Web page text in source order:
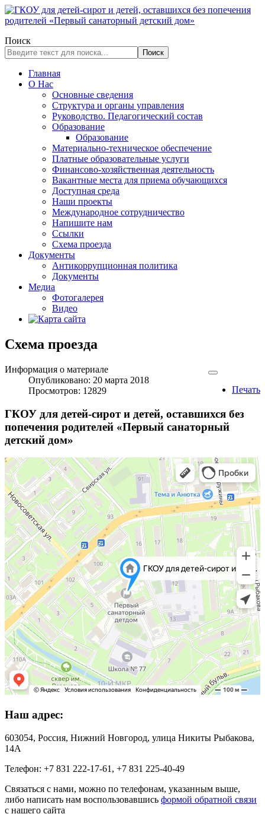
Поиск
Поиск
Главная
О Нас
Основные сведения
Структура и органы управления
Руководство. Педагогический состав
Образование
Образование
Материально-техническое обеспечение
Платные образовательные услуги
Финансово-хозяйственная деятельность
Вакантные места для приема обучающихся
Доступная среда
Наши проекты
Международное сотрудничество
Напишите нам
Ссылки
Схема проезда
Документы
Антикоррупционная политика
Документы
Медиа
Фотогалерея
Видео
Схема проезда
Печать
Информация о материале
Опубликовано: 20 марта 2018
Просмотров: 12829
ГКОУ для детей-сирот и детей, оставшихся без
попечения родителей «Первый санаторный
детский дом»
Наш адрес:
603054, Россия, Нижний Новгород, улица Никиты Рыбакова,
14А
Телефон: +7 831 222‑17-61, +7 831 225‑40-49
Связаться с нами, можно по телефонам, указанным выше,
либо написать нам воспользовавшись формой обратной связи
с нашего сайта